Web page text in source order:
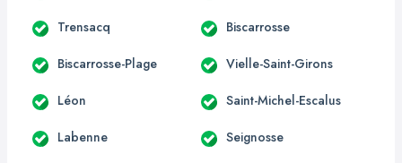
Trensacq Biscarrosse
Biscarrosse-Plage Vielle-Saint-Girons
Léon Saint-Michel-Escalus
Labenne Seignosse